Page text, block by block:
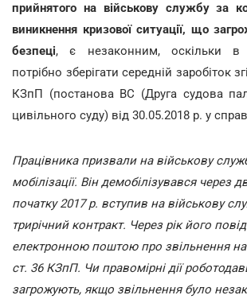
прийнятого на військову службу за
виникнення кризової ситуації, що
безпеці, є незаконним, оскільки в
потрібно зберігати середній заробіток
КЗпП (постанова ВС (Друга судова
цивільного суду) від 30.05.2018 р. у
Працівника призвали на військову
мобілізації. Він демобілізувався через
початку 2017 р. вступив на військову
трирічний контракт. Через рік його
електронною поштою про звільнення на
ст. 36 КЗпП. Чи правомірні дії
загрожують, якщо звільнення було